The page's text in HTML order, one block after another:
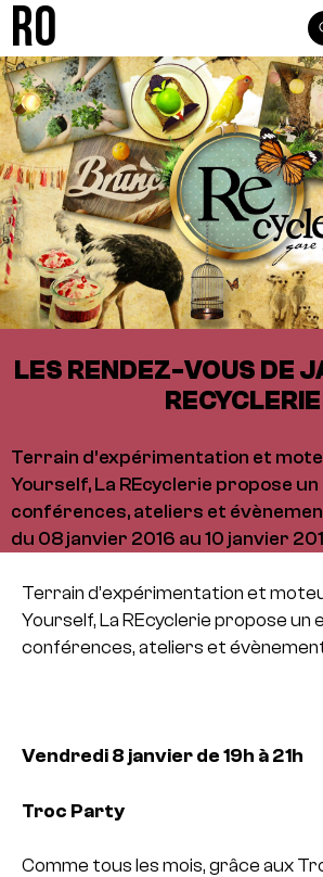
R0
LES RENDEZ-VOUS DE
RECYCLERIE
Terrain d’expérimentation et
Yourself, La REcyclerie propose un
conférences, ateliers et
du 08 janvier 2016 au 10 janvier
Terrain d’expérimentation et
Yourself, La REcyclerie propose un
conférences, ateliers et
Vendredi 8 janvier de 19h à 21h
Troc Party
Comme tous les mois, grâce aux